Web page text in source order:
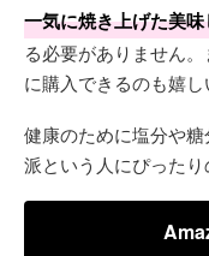
一気に焼き上げた美
る必要がありません
に購入できるのも嬉し
健康のために塩分や
派という人にぴったり